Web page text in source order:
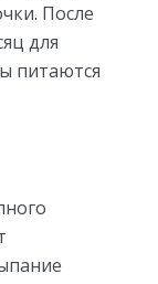
После
для
питаются